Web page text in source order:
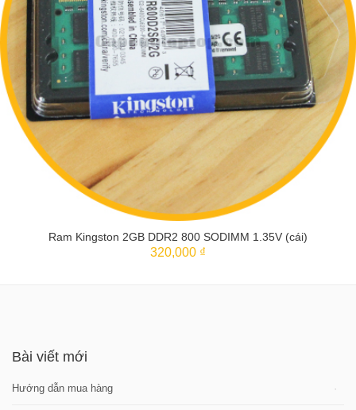
Ram Kingston 2GB DDR2 800 SODIMM 1.35V (cái)
320,000 ₫
Bài viết mới
Hướng dẫn mua hàng